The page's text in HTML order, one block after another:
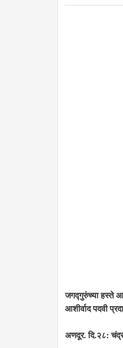
जगद्गुरुंच्या हस्ते
आशीर्वाद पदवी
अणदूर. दि.२८: